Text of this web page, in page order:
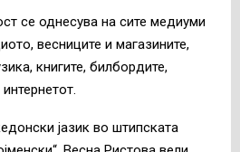
се однесува на сите медиуми
весниците и магазините,
книгите, билбордите,
јазик во штипската